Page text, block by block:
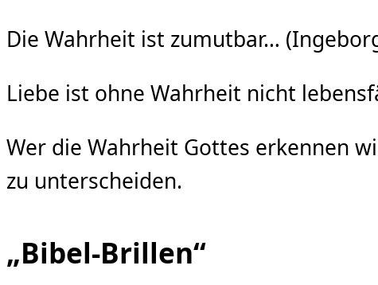
Die Wahrheit ist zumutbar…
Liebe ist ohne Wahrheit nicht
Wer die Wahrheit Gottes erkennen
zu unterscheiden.
„Bibel-Brillen“